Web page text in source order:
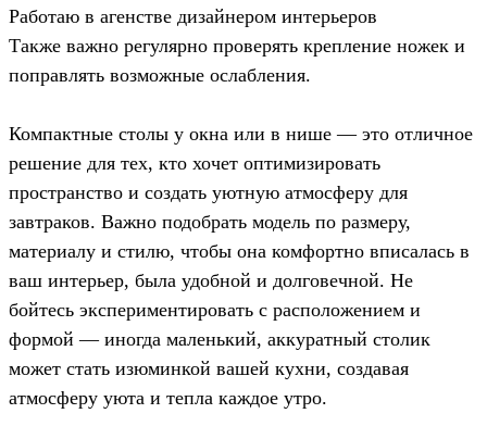
Работаю в агенстве дизайнером интерьеров
Также важно регулярно проверять крепление ножек и
поправлять возможные ослабления.
Компактные столы у окна или в нише — это отличное
решение для тех, кто хочет оптимизировать
пространство и создать уютную атмосферу для
завтраков. Важно подобрать модель по размеру,
материалу и стилю, чтобы она комфортно вписалась в
ваш интерьер, была удобной и долговечной. Не
бойтесь экспериментировать с расположением и
формой — иногда маленький, аккуратный столик
может стать изюминкой вашей кухни, создавая
атмосферу уюта и тепла каждое утро.